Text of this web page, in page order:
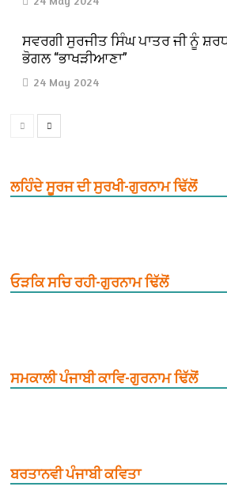
ਸਵਰਗੀ ਸੁਰਜੀਤ ਸਿੰਘ ਪਾਤਰ ਜੀ ਨੂੰ
ਭੋਗਲ “ਭਾਖੜੀਆਣਾ”
24 May 2024
ਲਹਿੰਦੇ ਸੂਰਜ ਦੀ ਸੁਰਖੀ-ਗੁਰਨਾਮ ਢਿੱਲੋਂ
ਓੜਕਿ ਸਚਿ ਰਹੀ-ਗੁਰਨਾਮ ਢਿੱਲੋਂ
ਸਮਕਾਲੀ ਪੰਜਾਬੀ ਕਾਵਿ-ਗੁਰਨਾਮ ਢਿੱਲੋਂ
ਬਰਤਾਨਵੀ ਪੰਜਾਬੀ ਕਵਿਤਾ